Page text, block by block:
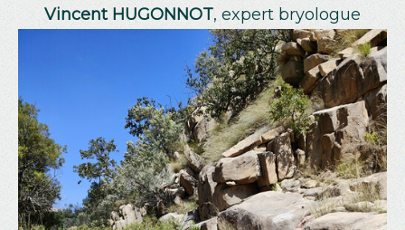
Vincent HUGONNOT, expert bryologue